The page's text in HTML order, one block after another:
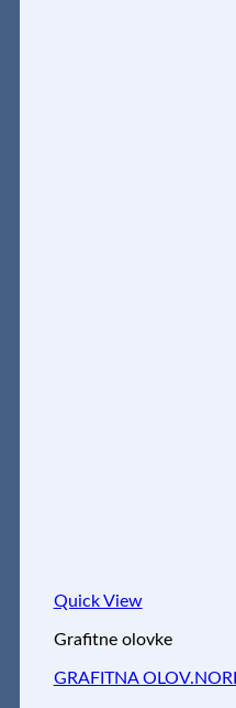
Quick View
Grafitne olovke
GRAFITNA